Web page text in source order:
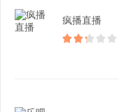
疯播直播